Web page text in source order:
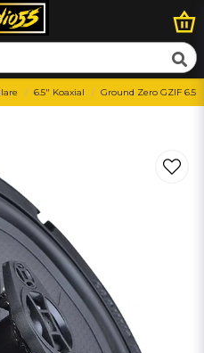
6.5" Koaxial Ground Zero GZIF 6.5